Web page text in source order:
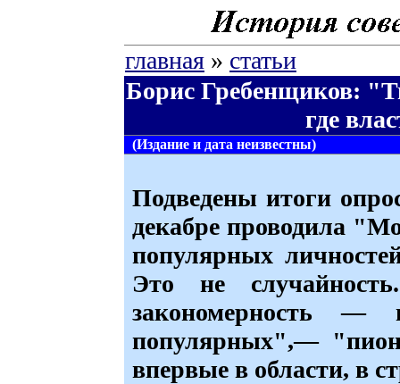
главная » статьи
Борис Гребенщиков:
где
(Издание и дата неизвестны)
Подведены итоги
декабре проводила
популярных
Это не
закономерность
популярных",—
впервые в области, в